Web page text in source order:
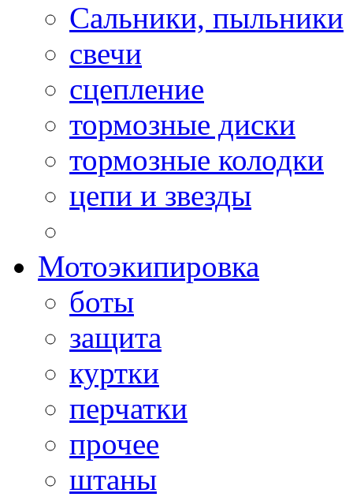
Сальники, пыльники
свечи
сцепление
тормозные диски
тормозные колодки
цепи и звезды
Мотоэкипировка
боты
защита
куртки
перчатки
прочее
штаны